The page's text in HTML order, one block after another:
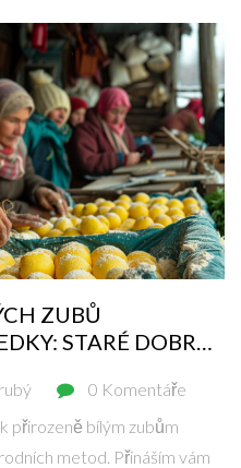
ZUBŮ
STARÉ DOBRÉ
0 Komentáře
přirozeně bílým zubům
metod. Přináším vám